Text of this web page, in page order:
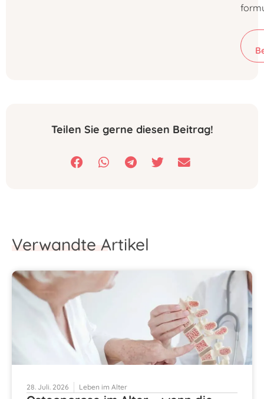
Teilen Sie gerne diesen Beitrag!
Verwandte Artikel
28. Juli. 2026 Leben im Alter